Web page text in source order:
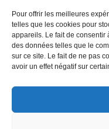
Pour offrir les meilleures
telles que les cookies pour
appareils. Le fait de consentir
des données telles que le
sur ce site. Le fait de ne pas
avoir un effet négatif sur